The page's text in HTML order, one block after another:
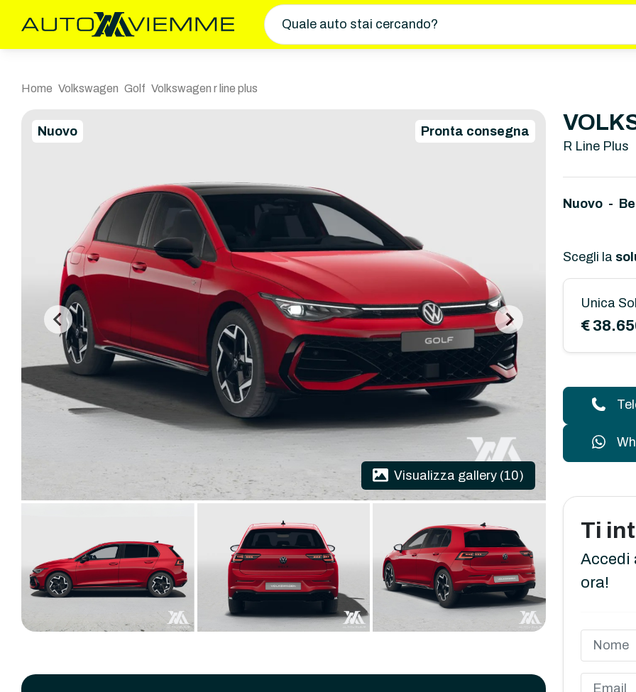
Quale auto stai cercando?
Home Volkswagen Golf Volkswagen r line plus
Nuovo Pronta consegna
Visualizza gallery (10)
R Line Plus
Nuovo -
Scegli la
Unica
€
Ti
Accedi
ora!